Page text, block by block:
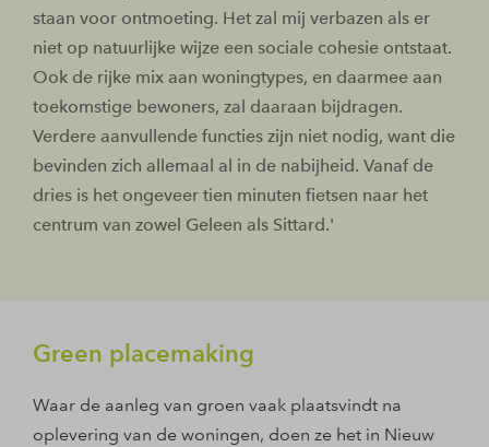
staan voor ontmoeting. Het zal mij verbazen als er
niet op natuurlijke wijze een sociale cohesie ontstaat.
Ook de rijke mix aan woningtypes, en daarmee aan
toekomstige bewoners, zal daaraan bijdragen.
Verdere aanvullende functies zijn niet nodig, want die
bevinden zich allemaal al in de nabijheid. Vanaf de
dries is het ongeveer tien minuten fietsen naar het
centrum van zowel Geleen als Sittard.'
Green placemaking
Waar de aanleg van groen vaak plaatsvindt na
oplevering van de woningen, doen ze het in Nieuw